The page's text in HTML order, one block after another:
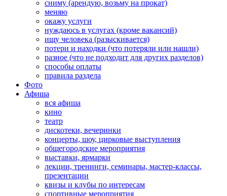
сниму (арендую, возьму на прокат)
меняю
окажу услуги
нуждаюсь в услугах (кроме вакансий)
ищу человека (разыскивается)
потери и находки (что потеряли или нашли)
разное (что не подходит для других разделов)
способы оплаты
правила раздела
Фото
Афиша
вся афиша
кино
театр
дискотеки, вечеринки
концерты, шоу, цирковые выступления
общегородские мероприятия
выставки, ярмарки
лекции, тренинги, семинары, мастер-классы,
презентации
квизы и клубы по интересам
спортивные мероприятия